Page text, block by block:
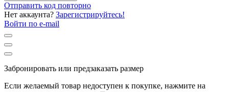
Отправить код повторно
Нет аккаунта? Зарегистрируйтесь!
Войти по e-mail
Забронировать или предзаказать размер
Если желаемый товар недоступен к покупке, нажмите на